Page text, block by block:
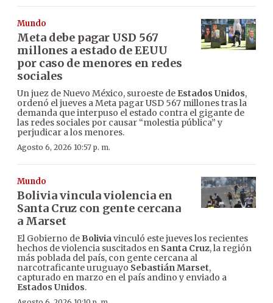
Mundo
Meta debe pagar USD 567
millones a estado de EEUU
por caso de menores en redes
sociales
Un juez de Nuevo México, suroeste de Estados Unidos,
ordenó el jueves a Meta pagar USD 567 millones tras la
demanda que interpuso el estado contra el gigante de
las redes sociales por causar “molestia pública” y
perjudicar a los menores.
Agosto 6, 2026 10:57 p. m.
Mundo
Bolivia vincula violencia en
Santa Cruz con gente cercana
a Marset
El Gobierno de Boliviavinculó este jueves los recientes
hechos de violencia suscitados en Santa Cruz, la región
más poblada del país, con gente cercana al
narcotraficante uruguayo Sebastián Marset,
capturado en marzo en el país andino y enviado a
Estados Unidos.